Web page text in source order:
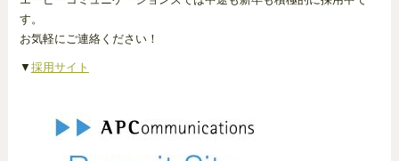
す。
お気軽にご連絡ください！
▼ 採用サイト